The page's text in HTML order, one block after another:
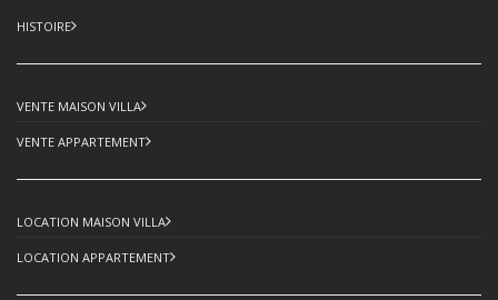
HISTOIRE
VENTE MAISON VILLA
VENTE APPARTEMENT
LOCATION MAISON VILLA
LOCATION APPARTEMENT